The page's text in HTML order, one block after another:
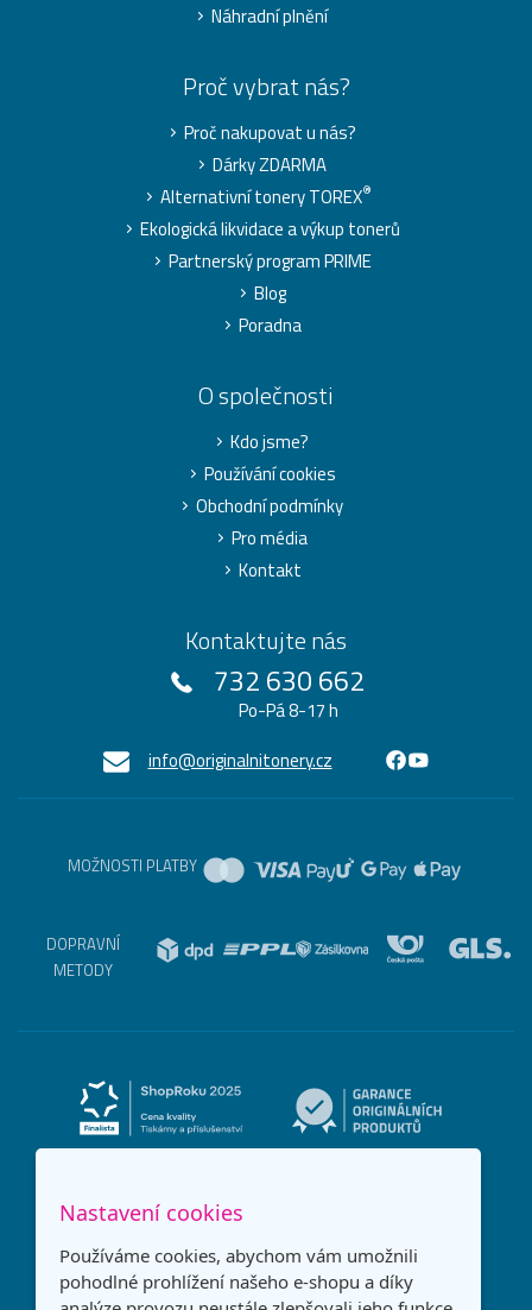
Náhradní plnění
Proč vybrat nás?
Proč nakupovat u nás?
Dárky ZDARMA
Alternativní tonery TOREX®
Ekologická likvidace a výkup tonerů
Partnerský program PRIME
Blog
Poradna
O společnosti
Kdo jsme?
Používání cookies
Obchodní podmínky
Pro média
Kontakt
Kontaktujte nás
732 630 662
Po-Pá 8-17 h
info@originalnitonery.cz
MOŽNOSTI PLATBY
DOPRAVNÍ
METODY
Nastavení cookies
Používáme cookies, abychom vám umožnili
pohodlné prohlížení našeho e-shopu a díky